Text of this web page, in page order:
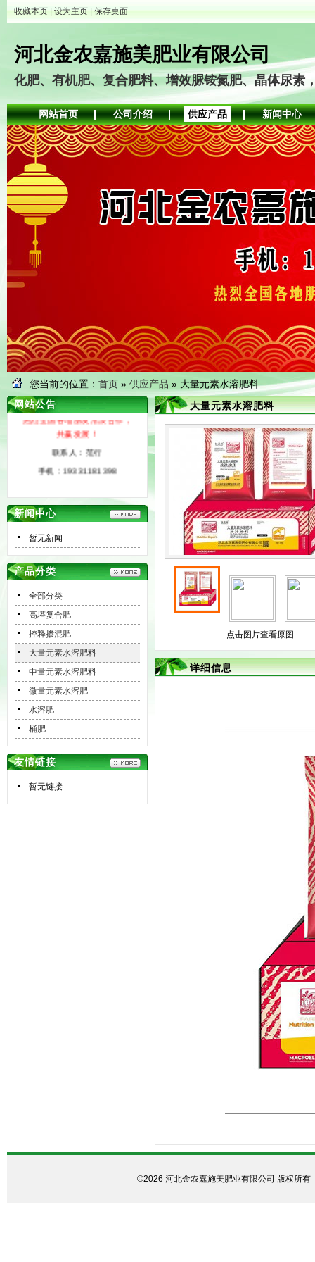
收藏本页|设为主页|保存桌面
河北金农嘉施美肥业有限公司
化肥、有机肥、复合肥料、增效脲铵氮肥、晶体尿素
网站首页 公司介绍 供应产品 新闻中心
您当前的位置： 首页 » 供应产品 » 大量元素水溶肥料
网站公告
共赢发展！
联系人：范行
手机：19331181398
新闻中心
暂无新闻
产品分类
全部分类
高塔复合肥
控释掺混肥
大量元素水溶肥料
中量元素水溶肥料
微量元素水溶肥
水溶肥
桶肥
友情链接
暂无链接
大量元素水溶肥料
点击图片查看原图
详细信息
©2026 河北金农嘉施美肥业有限公司 版权所